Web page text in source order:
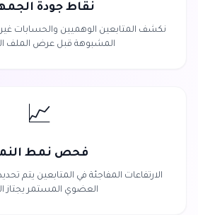
نقاط جودة
نكشف المتابعين الوهميين والحسابات
المشبوهة قبل عرض الملف
📈
فحص نمط
الارتفاعات المفاجئة في المتابعين يتم
العضوي المستمر يجتاز